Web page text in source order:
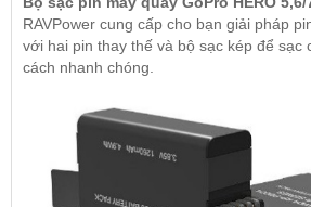
RAVPower cung cấp cho bạn giải pháp
với hai pin thay thế và bộ sạc kép để sạc
cách nhanh chóng.